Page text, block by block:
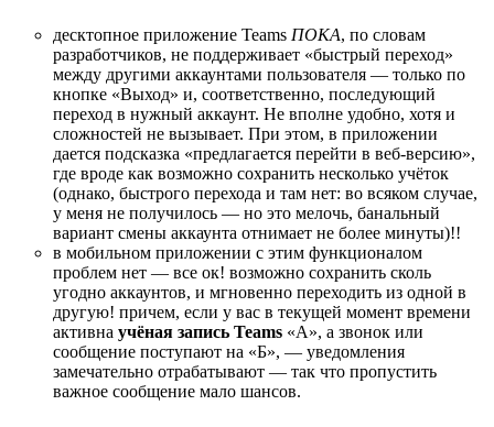
десктопное приложение Teams ПОКА, по словам
разработчиков, не поддерживает «быстрый переход»
между другими аккаунтами пользователя — только по
кнопке «Выход» и, соответственно, последующий
переход в нужный аккаунт. Не вполне удобно, хотя и
сложностей не вызывает. При этом, в приложении
дается подсказка «предлагается перейти в веб-версию»,
где вроде как возможно сохранить несколько учёток
(однако, быстрого перехода и там нет: во всяком случае,
у меня не получилось — но это мелочь, банальный
вариант смены аккаунта отнимает не более минуты)!!
в мобильном приложении с этим функционалом
проблем нет — все ок! возможно сохранить сколь
угодно аккаунтов, и мгновенно переходить из одной в
другую! причем, если у вас в текущей момент времени
активна учёная запись Teams «А», а звонок или
сообщение поступают на «Б», — уведомления
замечательно отрабатывают — так что пропустить
важное сообщение мало шансов.